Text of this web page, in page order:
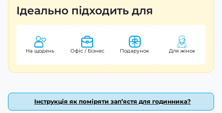
дозволяє легко зчитувати час у темряві.
Годинник важить лише 58 г, що робить його легким і
комфортним для щоденного носіння. Це ідеальний
вибір для сучасної жінки, яка цінує якість і стиль.
Гарантія на годинник складає 24 місяці, а країна
виробника - Японія, що підтверджує високий стандарт
продукції бренду Casio.
З Casio LTP-1302DD-4A1 ви завжди будете вчасно та
стильно!
Ідеально підходить для
На щодень Офіс / Бізнес Подарунок Для жінок
Інструкція як поміряти зап’ястя для годинника?